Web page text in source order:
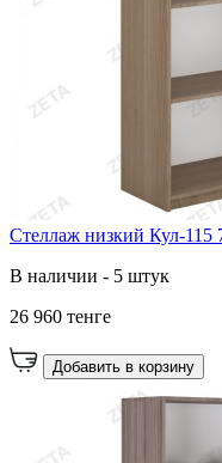
Стеллаж низкий Кул-115
В наличии - 5 штук
26 960 тенге
Добавить в корзину